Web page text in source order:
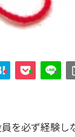
を必ず経験し